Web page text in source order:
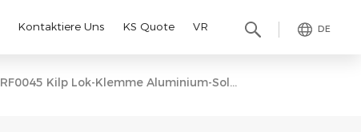
DE
Kontaktiere Uns KS Quote VR
RF0045 Kilp Lok-Klemme Aluminium-Solar-Montageklemmen Für Stehfalzdächer